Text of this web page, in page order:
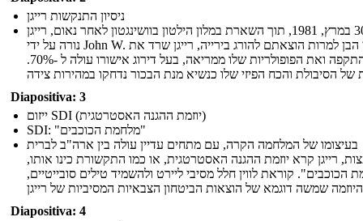
ניסיון התנקשות רייגן
ב- 30 במרץ, 1981, תוך השארת במלון הילטון בוושינגטון לאחר נאום, רייגן
נורה על ידי John W. הינקלי הבן למרות הוצאתם להורג בירייה, רייגן שרד את
ההתקפה ואת הפופולריות שלו ממריאה, בעל דירוג אישורו עולה ל -70%.
Diapositiva: 3
ייזום SDI (יוזמת ההגנה האסטרטגית)
SDI: "מלחמת הכוכבים"
בעיצומו של המלחמה הקרה, עם מתחים עדיין עולה בין ארה"ב לברית
רייגן קרא יוזמת ההגנה האסטרטגית, או כמו התקשורת כינו אותו,
הכוכבים". קוראת לווין חלל מסיבי ליירט ולהשמיד טילים סובייטיים,
Diapositiva: 4